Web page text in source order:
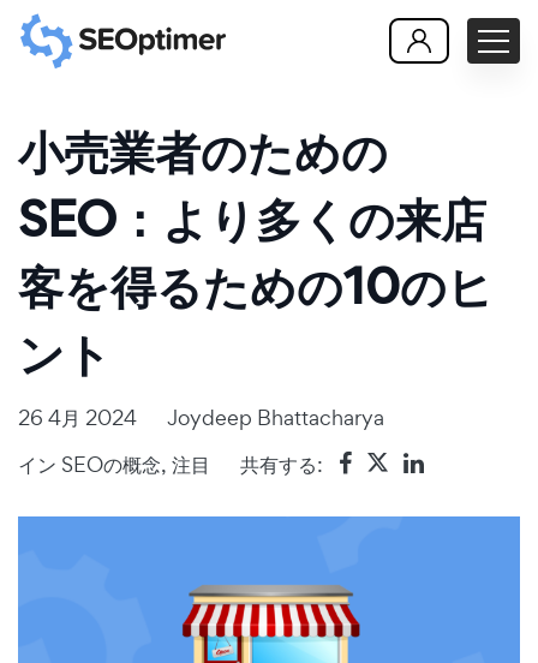
小売業者のための
SEO：より多くの来店
客を得るための10のヒ
ント
26 4月 2024
Joydeep Bhattacharya
イン SEOの概念, 注目 共有する: